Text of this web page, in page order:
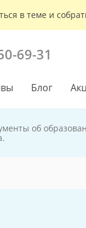
в теме и
69-31
Блог
об